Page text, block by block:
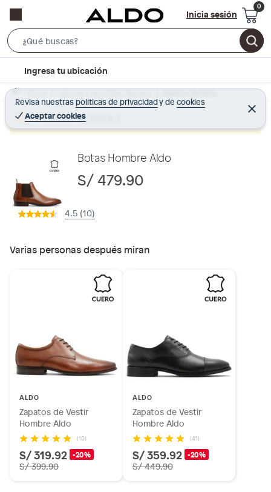
Inicia sesión
e
r
c
B
r
c
t
n
Ingresa tu ubicación
Revisa nuestras políticas de privacidadyde cookies
Aceptar cookies
C
e
r
Home Calzado y zapatillas - Zapatos Zapatos Hombre
Producto sin stock :(
Botas Hombre Aldo
S/ 479.90
4.5 (10)
Varias personas después miran
ALDO
Zapatos de Vestir
Hombre Aldo
(10)
S/ 319.92 -20%
S/ 399.90
ALDO
Zapatos de Vestir
Hombre Aldo
(41)
S/ 359.92 -20%
S/ 449.90